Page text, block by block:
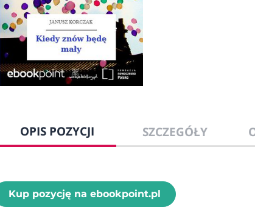
OPIS POZYCJI SZCZEGÓŁY
Kup pozycję na ebookpoint.pl